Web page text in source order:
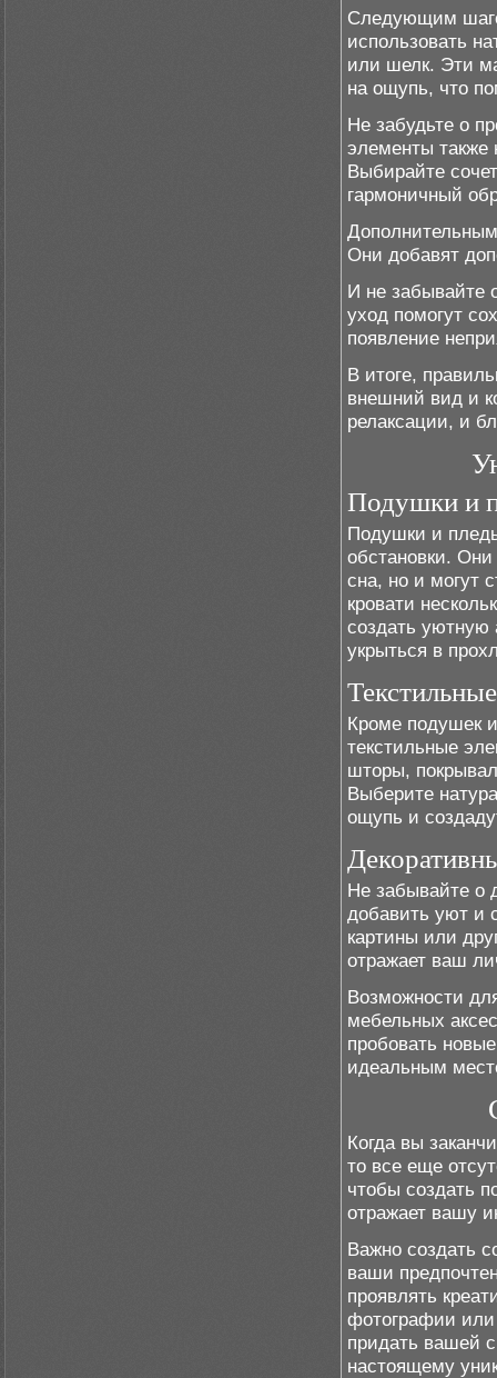
Следующим
использовать
или шелк. Эти
на ощупь, что
Не забудьте о
элементы также
Выбирайте
гармоничный
Они добавят
И не забывайте
уход помогут
появление
В итоге,
внешний вид и
релаксации, и
Подушки и
Подушки и
обстановки.
сна, но и могут
кровати
создать уютную
укрыться в
Кроме подушек
текстильные
шторы,
Выберите
ощупь и
Не забывайте о
добавить уют и
картины или
отражает ваш
Возможности
мебельных
пробовать
идеальным
Когда вы
то все еще
чтобы создать
отражает вашу
Важно создать
ваши
проявлять
фотографии
придать вашей
настоящему